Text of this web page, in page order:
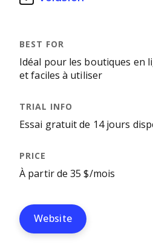
Idéal pour les boutiques en
et faciles à utiliser
Essai gratuit de 14 jours
À partir de 35 $/mois
Website